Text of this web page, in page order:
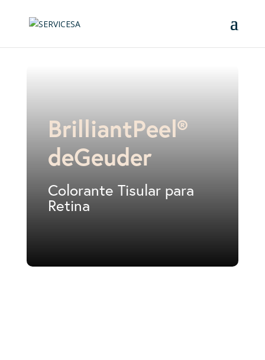
BrilliantPeel®
deGeuder
Colorante Tisular para
Retina